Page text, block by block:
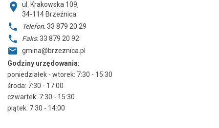
ul. Krakowska 109,
34-114 Brzeźnica
Telefon: 33 879 20 29
Faks: 33 879 20 92
gmina@brzeznica.pl
Godziny urzędowania:
poniedziałek - wtorek: 7:30 - 15:30
środa: 7:30 - 17:00
czwartek: 7:30 - 15:30
piątek: 7:30 - 14:00